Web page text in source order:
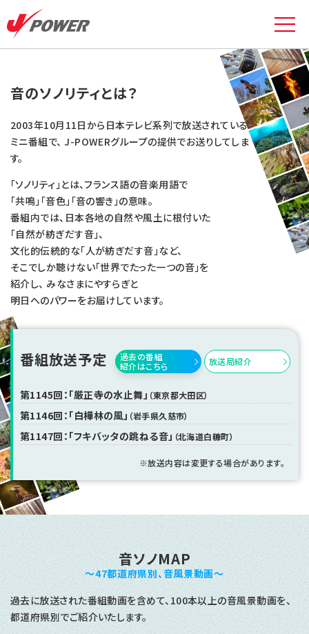
音のソノリティ
TOP
取り組み
音のソノリティとは？
2003年10月11日から日本テレビ系列で放送されている
ミニ番組で、 J-POWERグループの提供でお送りしてしま
す。
「ソノリティ」とは、フランス語の音楽用語で
｢共鳴｣「音色」「音の響き」の意味。
番組内では、日本各地の自然や風土に根付いた
「自然が紡ぎだす音」、
文化的伝統的な「人が紡ぎだす音」など、
そこでしか聴けない｢世界でたった一つの音｣を
紹介し、 みなさまにやすらぎと
明日へのパワーをお届けしています。
番組放送予定
過去の番組
紹介はこちら
放送局紹介
第1145回：「厳正寺の水止舞」 （東京都大田区）
第1146回：「白樺林の風」 （岩手県久慈市）
第1147回：「フキバッタの跳ねる音」 （北海道白糠町）
※放送内容は変更する場合があります。
音ソノMAP
～47都道府県別、音風景動画～
過去に放送された番組動画を含めて、100本以上の音風景動画を、
都道府県別でご紹介いたします。